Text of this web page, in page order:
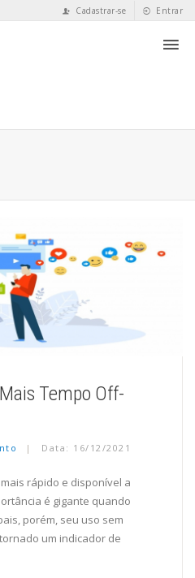
Entrar
Cadastrar-se
Tempo Off-
Data: 16/12/2021
rápido e disponível a
é gigante quando
porém, seu uso sem
um indicador de